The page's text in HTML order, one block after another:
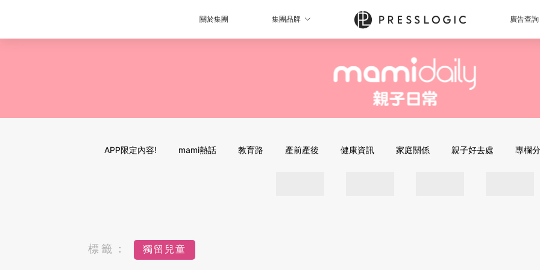
關於集團 集團品牌 廣告查詢
APP限定內容! mami熱話 教育路 產前產後 健康資訊 家庭關係 親子好去處 專欄
標籤： 獨留兒童